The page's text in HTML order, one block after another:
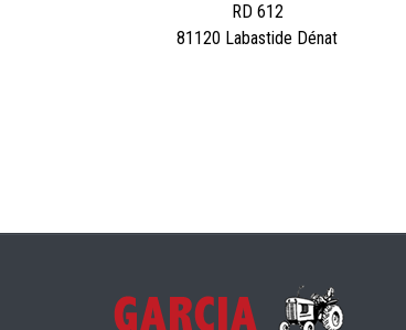
RD 612
81120 Labastide Dénat